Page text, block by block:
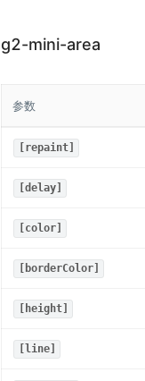
g2-mini-area
参数
[repaint]
[delay]
[color]
[borderColor]
[height]
[line]